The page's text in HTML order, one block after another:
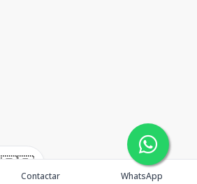
🇫🇷
Contactar WhatsApp